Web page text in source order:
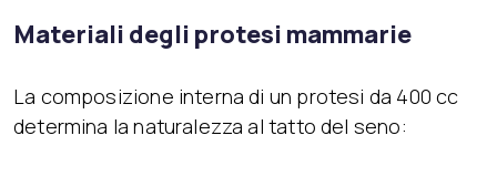
Materiali degli protesi mammarie
La composizione interna di un protesi da 400 cc
determina la naturalezza al tatto del seno: